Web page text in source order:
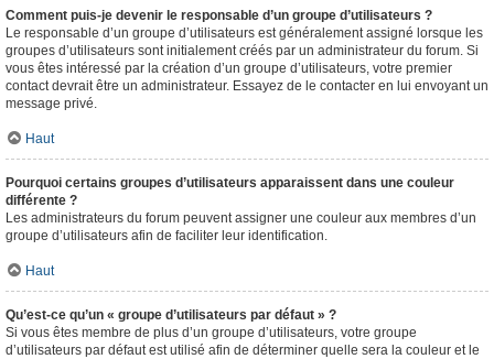
Comment puis-je devenir le responsable d’un groupe d’utilisateurs ?
Le responsable d’un groupe d’utilisateurs est généralement assigné lorsque les
groupes d’utilisateurs sont initialement créés par un administrateur du forum. Si
vous êtes intéressé par la création d’un groupe d’utilisateurs, votre premier
contact devrait être un administrateur. Essayez de le contacter en lui envoyant un
message privé.
Haut
Pourquoi certains groupes d’utilisateurs apparaissent dans une couleur
différente ?
Les administrateurs du forum peuvent assigner une couleur aux membres d’un
groupe d’utilisateurs afin de faciliter leur identification.
Haut
Qu’est-ce qu’un « groupe d’utilisateurs par défaut » ?
Si vous êtes membre de plus d’un groupe d’utilisateurs, votre groupe
d’utilisateurs par défaut est utilisé afin de déterminer quelle sera la couleur et le